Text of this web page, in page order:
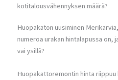
kotitalousvähennyksen määrä?
Huopakaton uusiminen
numeroa urakan hintalapussa on,
vai ysillä?
Huopakattoremontin hinta